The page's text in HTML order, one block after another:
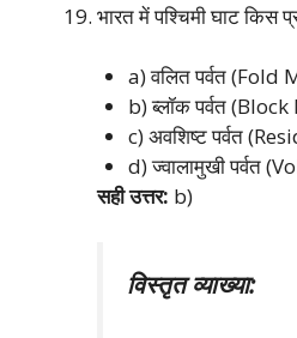
भारत में पश्चिमी घाट किस
a) वलित पर्वत
b) ब्लॉक पर्वत
c) अवशिष्ट पर्वत
d) ज्वालामुखी पर्वत
सही उत्तर: b)
विस्तृत व्याख्या: